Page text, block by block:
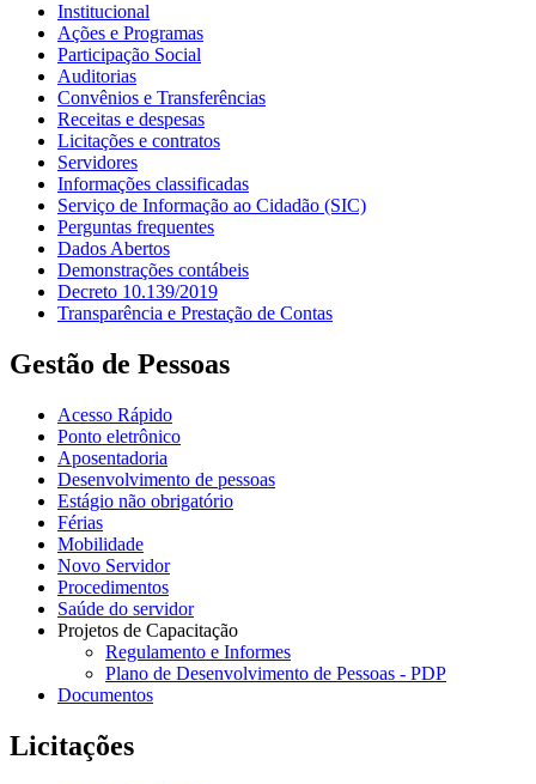
Institucional
Ações e Programas
Participação Social
Auditorias
Convênios e Transferências
Receitas e despesas
Licitações e contratos
Servidores
Informações classificadas
Serviço de Informação ao Cidadão (SIC)
Perguntas frequentes
Dados Abertos
Demonstrações contábeis
Decreto 10.139/2019
Transparência e Prestação de Contas
Gestão de Pessoas
Acesso Rápido
Ponto eletrônico
Aposentadoria
Desenvolvimento de pessoas
Estágio não obrigatório
Férias
Mobilidade
Novo Servidor
Procedimentos
Saúde do servidor
Projetos de Capacitação
Regulamento e Informes
Plano de Desenvolvimento de Pessoas - PDP
Documentos
Licitações